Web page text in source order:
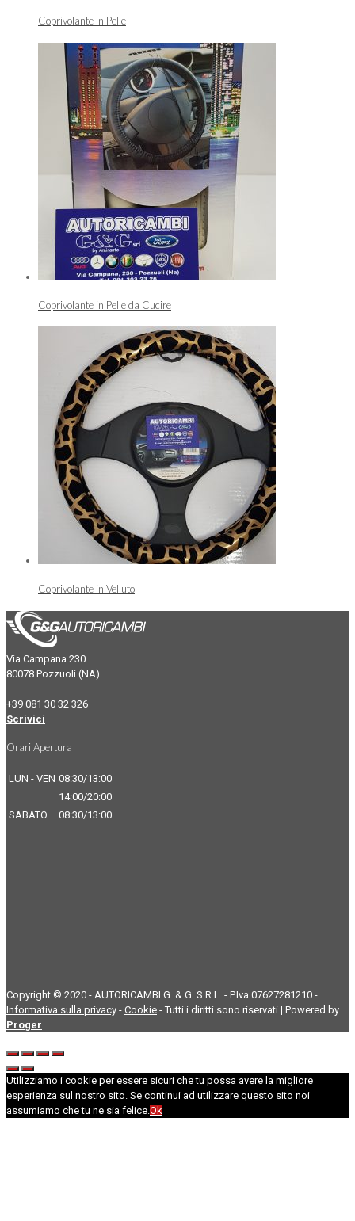
Coprivolante in Pelle
Coprivolante in Pelle da Cucire
Coprivolante in Velluto
Via Campana 230
80078 Pozzuoli (NA)
+39 081 30 32 326
Scrivici
Orari Apertura
LUN - VEN 08:30/13:00
14:00/20:00
SABATO
08:30/13:00
Copyright © 2020 - AUTORICAMBI G. & G. S.R.L. - P.Iva 07627281210 -
Informativa sulla privacy - Cookie - Tutti i diritti sono riservati | Powered by
Proger
Utilizziamo i cookie per essere sicuri che tu possa avere la migliore
esperienza sul nostro sito. Se continui ad utilizzare questo sito noi
assumiamo che tu ne sia felice.Ok